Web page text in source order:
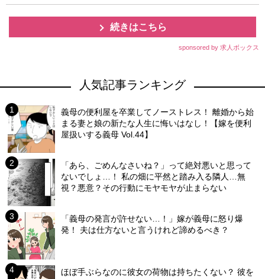
続きはこちら
sponsored by 求人ボックス
人気記事ランキング
義母の便利屋を卒業してノーストレス！ 離婚から始
まる妻と娘の新たな人生に悔いはなし！【嫁を便利
屋扱いする義母 Vol.44】
「あら、ごめんなさいね？」って絶対悪いと思って
ないでしょ…！ 私の畑に平然と踏み入る隣人…無
視？悪意？その行動にモヤモヤが止まらない
「義母の発言が許せない…！」嫁が義母に怒り爆
発！ 夫は仕方ないと言うけれど諦めるべき？
ほぼ手ぶらなのに彼女の荷物は持ちたくない？ 彼を